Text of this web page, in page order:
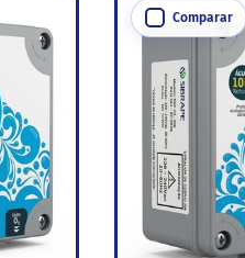
Comparar